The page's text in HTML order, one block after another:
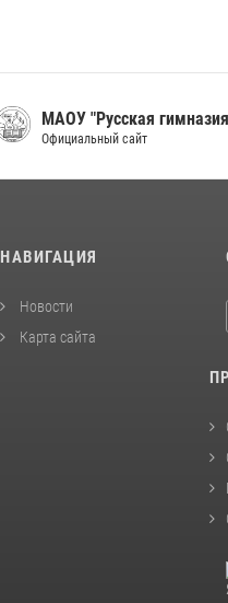
МАОУ "Русская
Официальный сайт
НАВИГАЦИЯ
Новости
Карта сайта